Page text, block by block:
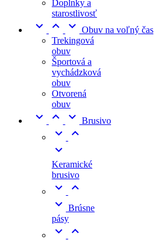
Doplnky a
starostlivosť
   Obuv na voľný čas
Trekingová
obuv
Športová a
vychádzková
obuv
Otvorená
obuv
   Brusivo



Keramické
brusivo


 Brúsne
pásy

